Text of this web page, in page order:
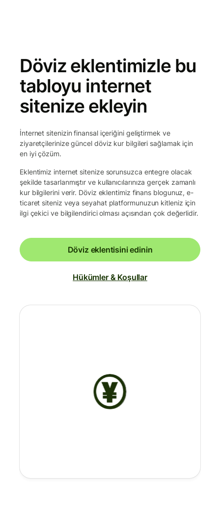
Döviz eklentimizle bu
tabloyu internet
sitenize ekleyin
İnternet sitenizin finansal içeriğini geliştirmek ve
ziyaretçilerinize güncel döviz kur bilgileri sağlamak için
en iyi çözüm.
Eklentimiz internet sitenize sorunsuzca entegre olacak
şekilde tasarlanmıştır ve kullanıcılarınıza gerçek zamanlı
kur bilgilerini verir. Döviz eklentimiz finans blogunuz, e-
ticaret siteniz veya seyahat platformunuzun kitleniz için
ilgi çekici ve bilgilendirici olması açısından çok değerlidir.
Döviz eklentisini edinin
Hükümler & Koşullar